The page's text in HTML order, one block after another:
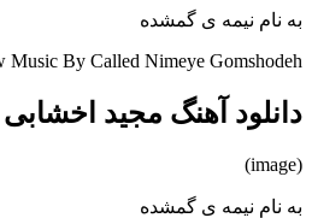
به نام نیمه ی گمشده
Music By Called Nimeye Gomshodeh
دانلود آهنگ مجید
(image)
به نام نیمه ی گمشده